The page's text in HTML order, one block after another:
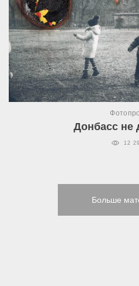
Донбасс не
12
Больше